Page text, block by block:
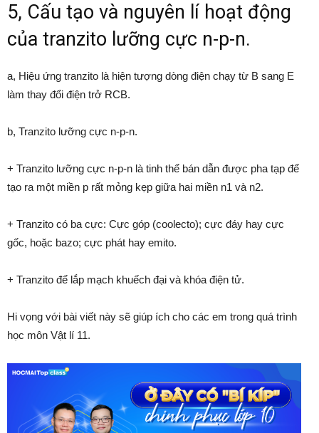
5, Cấu tạo và nguyên lí hoạt động
của tranzito lưỡng cực n-p-n.
a, Hiệu ứng tranzito là hiện tượng dòng điện chạy từ B sang E
làm thay đổi điện trở RCB.
b, Tranzito lưỡng cực n-p-n.
+ Tranzito lưỡng cực n-p-n là tinh thể bán dẫn được pha tạp để
tạo ra một miền p rất mỏng kẹp giữa hai miền n1 và n2.
+ Tranzito có ba cực: Cực góp (coolecto); cực đáy hay cực
gốc, hoặc bazo; cực phát hay emito.
+ Tranzito để lắp mạch khuếch đại và khóa điện tử.
Hi vọng với bài viết này sẽ giúp ích cho các em trong quá trình
học môn Vật lí 11.